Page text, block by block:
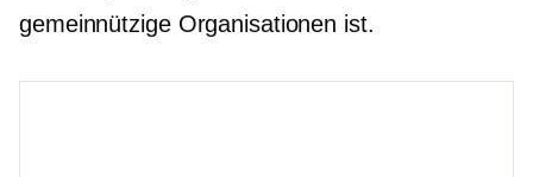
gemeinnützige Organisationen ist.